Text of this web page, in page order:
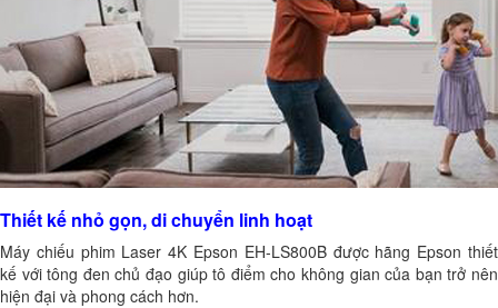
Thiết kế nhỏ gọn, di chuyển linh hoạt
Máy chiếu phim Laser 4K Epson EH-LS800B được hãng Epson thiết
kế với tông đen chủ đạo giúp tô điểm cho không gian của bạn trở nên
hiện đại và phong cách hơn.